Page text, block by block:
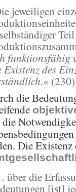
jeweiligen
funktionsfähig
Existenz des
.« (230)
die
die
Die
die
[ist]